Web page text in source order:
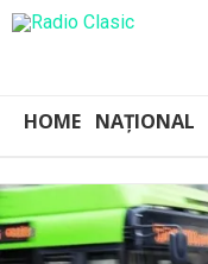
HOME NAȚIONAL